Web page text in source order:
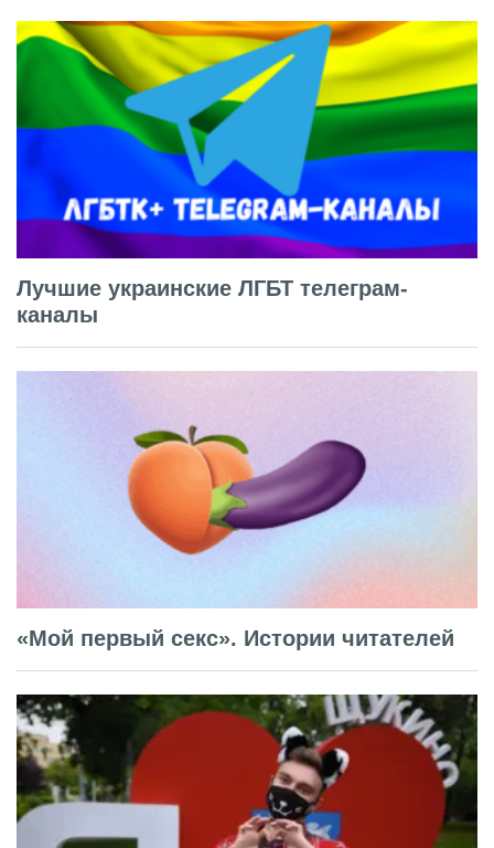
Лучшие украинские ЛГБТ телеграм-
каналы
«Мой первый секс». Истории читателей